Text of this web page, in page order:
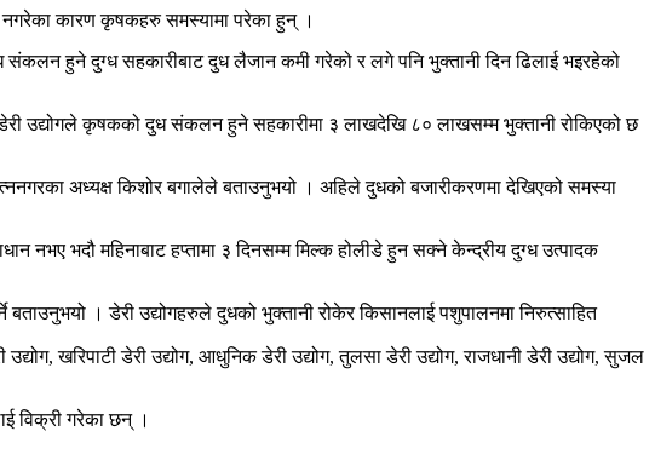
नगरेका कारण कृषकहरु समस्यामा परेका हुन् ।
हुने दुग्ध सहकारीबाट दुध लैजान कमी गरेको र लगे पनि भुक्तानी दिन ढिलाई भइरहेको
उद्योगले कृषकको दुध संकलन हुने सहकारीमा ३ लाखदेखि ८० लाखसम्म भुक्तानी रोकिएको छ
अध्यक्ष किशोर बगालेले बताउनुभयो । अहिले दुधको बजारीकरणमा देखिएको समस्या
नभए भदौ महिनाबाट हप्तामा ३ दिनसम्म मिल्क होलीडे हुन सक्ने केन्द्रीय दुग्ध उत्पादक
। डेरी उद्योगहरुले दुधको भुक्तानी रोकेर किसानलाई पशुपालनमा निरुत्साहित
खरिपाटी डेरी उद्योग, आधुनिक डेरी उद्योग, तुलसा डेरी उद्योग, राजधानी डेरी उद्योग, सुजल
विक्री गरेका छन् ।